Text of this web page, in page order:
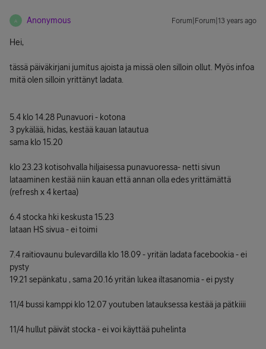
A Anonymous Forum|Forum|13 years ago
Hei,
tässä päiväkirjani jumitus ajoista ja missä olen silloin ollut. Myös infoa
mitä olen silloin yrittänyt ladata.
5.4 klo 14.28 Punavuori - kotona
3 pykälää, hidas, kestää kauan latautua
sama klo 15.20
klo 23.23 kotisohvalla hiljaisessa punavuoressa- netti sivun
lataaminen kestää niin kauan että annan olla edes yrittämättä
(refresh x 4 kertaa)
6.4 stocka hki keskusta 15.23
lataan HS sivua - ei toimi
7.4 raitiovaunu bulevardilla klo 18.09 - yritän ladata facebookia - ei
pysty
19.21 sepänkatu , sama 20.16 yritän lukea iltasanomia - ei pysty
11/4 bussi kamppi klo 12.07 youtuben latauksessa kestää ja pätkiiii
11/4 hullut päivät stocka - ei voi käyttää puhelinta